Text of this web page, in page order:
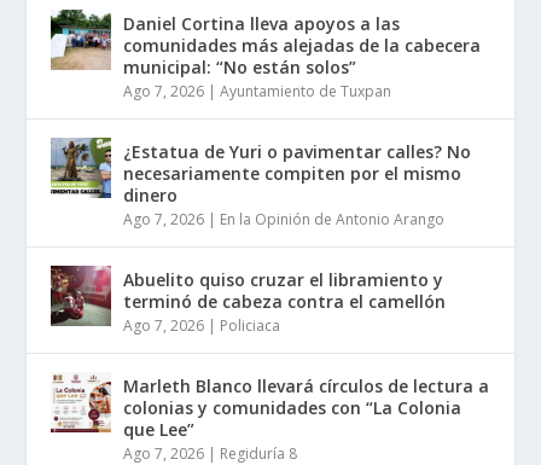
Daniel Cortina lleva apoyos a las
comunidades más alejadas de la cabecera
municipal: “No están solos”
Ago 7, 2026 |Ayuntamiento de Tuxpan
¿Estatua de Yuri o pavimentar calles? No
necesariamente compiten por el mismo
dinero
Ago 7, 2026 | En la Opinión de Antonio Arango
Abuelito quiso cruzar el libramiento y
terminó de cabeza contra el camellón
Ago 7, 2026 | Policiaca
Marleth Blanco llevará círculos de lectura a
colonias y comunidades con “La Colonia
que Lee”
Ago 7, 2026 | Regiduría 8